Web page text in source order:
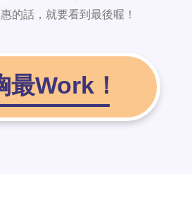
的話，就要看到最後喔！
最Work！